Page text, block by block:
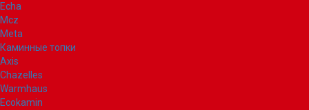
Echa
Mcz
Meta
Каминные топки
Axis
Chazelles
Warmhaus
Ecokamin